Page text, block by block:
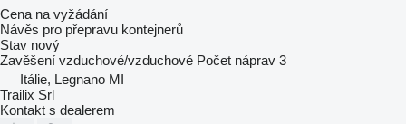
Cena na vyžádání
Návěs pro přepravu kontejnerů
Stav nový
Zavěšení vzduchové/vzduchové Počet náprav 3
Itálie, Legnano MI
Trailix Srl
Kontakt s dealerem